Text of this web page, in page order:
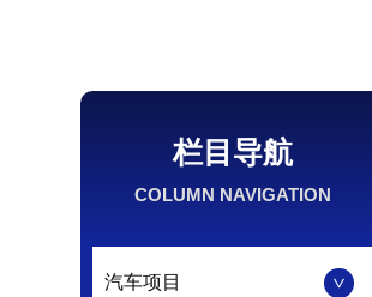
栏目导航
COLUMN NAVIGATION
汽车项目